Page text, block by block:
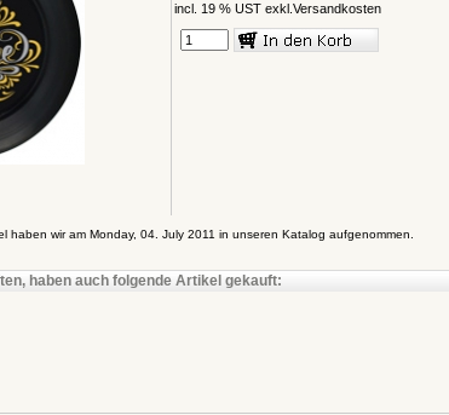
incl. 19 % UST exkl. Versandkosten
haben wir am Monday, 04. July 2011 in unseren Katalog aufgenommen.
haben auch folgende Artikel gekauft: